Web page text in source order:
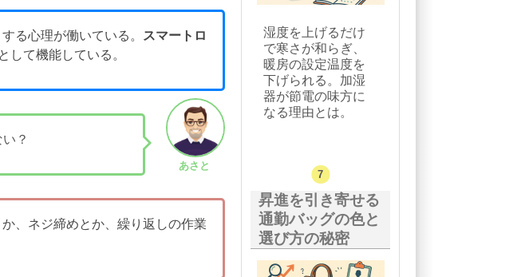
る心理が働いている。
スマートロ
して機能している。
あさと
？
、ネジ締めとか、繰り返しの作業
湿度を上げるだけ
で寒さが和らぎ、
暖房の設定温度を
下げられる。加湿
器が節電の味方に
なる理由とは。
昇進を引き寄せる
通勤バッグの色と
選び方の秘密